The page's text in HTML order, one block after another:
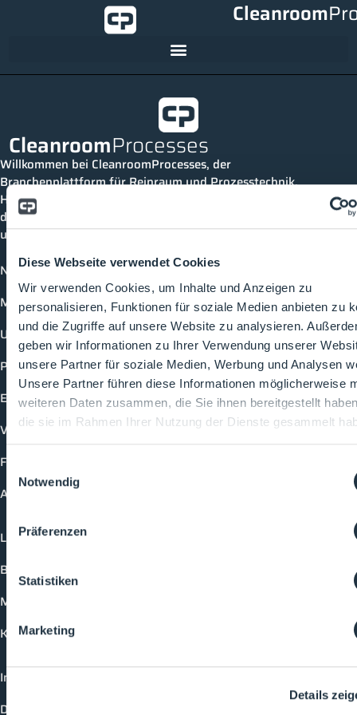
Diese Webseite verwendet Cookies
Wir verwenden Cookies, um Inhalte und Anzeigen zu
personalisieren, Funktionen für soziale Medien anbieten zu
und die Zugriffe auf unsere Website zu analysieren.
geben wir Informationen zu Ihrer Verwendung unserer
unsere Partner für soziale Medien, Werbung und Analysen
Unsere Partner führen diese Informationen möglicherweise
weiteren Daten zusammen, die Sie ihnen bereitgestellt
die sie im Rahmen Ihrer Nutzung der Dienste gesammelt
Einwilligungsauswahl
Notwendig
Präferenzen
Statistiken
Marketing
Details
Cleanroom
CleanroomProcesses
Willkommen bei CleanroomProcesses, der
Branchenplattform für Reinraum und Prozesstechnik.
Hier bleibst du immer auf dem neuesten Stand, kannst
dich mit anderen verknüpfen und alle relevanten Themen
und Events der Branche entdecken.
News
Mediathek
Unternehmen
Produkte
Events
Vorträge
Future-Faces
Academy
Login
Buchungsmöglichkeiten
Medienformate
Kontakt
Impressum
Datenschutzerklärung